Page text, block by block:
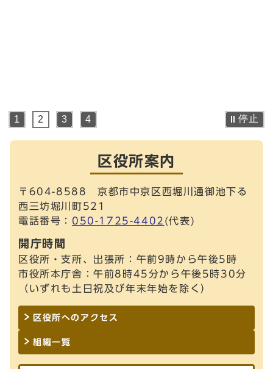
停止
1 2 3 4
区役所案内
〒604-8588 京都市中京区西堀川通御池下る
西三坊堀川町521
電話番号： 050-1725-4402 (代表)
開庁時間
区役所・支所、出張所：午前9時から午後5時
市役所本庁舎：午前8時45分から午後5時30分
（いずれも土日祝及び年末年始を除く）
区役所へのアクセス
組織一覧